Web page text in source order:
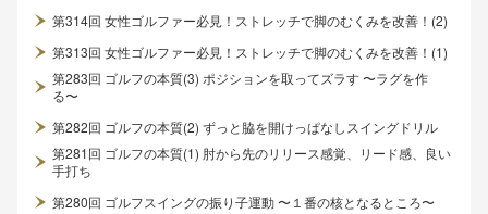
第314回 女性ゴルファー必見！ストレッチで脚のむくみを改善！(2)
第313回 女性ゴルファー必見！ストレッチで脚のむくみを改善！(1)
第283回 ゴルフの本質(3) ポジションを取ってズラす 〜ラグを作
る〜
第282回 ゴルフの本質(2) ずっと脇を開けっぱなしスイングドリル
第281回 ゴルフの本質(1) 肘から先のリリース感覚、リード感、良い
手打ち
第280回 ゴルフスイングの振り子運動 〜１番の核となるところ〜